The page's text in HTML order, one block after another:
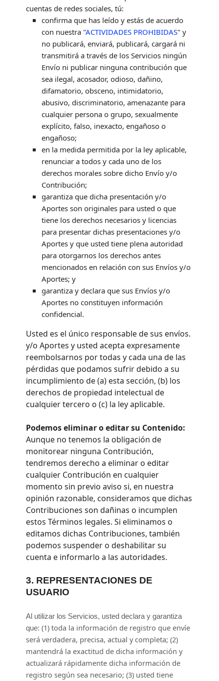
cuentas de redes sociales, tú:
confirma que has leído y estás de acuerdo
con nuestra "ACTIVIDADES PROHIBIDAS" y
no publicará, enviará, publicará, cargará ni
transmitirá a través de los Servicios ningún
Envíoni publicar ninguna contribución que
sea ilegal, acosador, odioso, dañino,
difamatorio, obsceno, intimidatorio,
abusivo, discriminatorio, amenazante para
cualquier persona o grupo, sexualmente
explícito, falso, inexacto, engañoso o
engañoso;
en la medida permitida por la ley aplicable,
renunciar a todos y cada uno de los
derechos morales sobre dicho Envíoy/o
Contribución;
garantiza que dicha presentación y/o
Aportesson originales para usted o que
tiene los derechos necesarios y licencias
para presentar dichas presentacionesy/o
Aportesy que usted tiene plena autoridad
para otorgarnos los derechos antes
mencionados en relación con sus Envíosy/o
Aportes; y
garantiza y declara que sus Envíosy/o
Aportesno constituyen información
confidencial.
Usted es el único responsable de sus envíos.
y/o Aportes y usted acepta expresamente
reembolsarnos por todas y cada una de las
pérdidas que podamos sufrir debido a su
incumplimiento de (a) esta sección, (b) los
derechos de propiedad intelectual de
cualquier tercero o (c) la ley aplicable.
Podemos eliminar o editar su Contenido:
Aunque no tenemos la obligación de
monitorear ninguna Contribución,
tendremos derecho a eliminar o editar
cualquier Contribución en cualquier
momento sin previo aviso si, en nuestra
opinión razonable, consideramos que dichas
Contribuciones son dañinas o incumplen
estos Términos legales. Si eliminamos o
editamos dichas Contribuciones, también
podemos suspender o deshabilitar su
cuenta e informarlo a las autoridades.
3. REPRESENTACIONES DE
USUARIO
Al utilizar los Servicios, usted declara y garantiza
que: (1) toda la información de registro que envíe
será verdadera, precisa, actual y completa; (2)
mantendrá la exactitud de dicha información y
actualizará rápidamente dicha información de
registro según sea necesario; (3) usted tiene